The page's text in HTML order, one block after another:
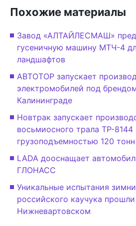
Похожие материалы
Завод «АЛТАЙЛЕСМАШ»
гусеничную машину МТЧ-4
ландшафтов
АВТОТОР запускает
электромобилей под
Калининграде
Новтрак запускает
восьмиосного трала ТР-8144
грузоподъемностью 120 тонн
LADA дооснащает
ГЛОНАСС
Уникальные испытания
российского каучука
Нижневартовском